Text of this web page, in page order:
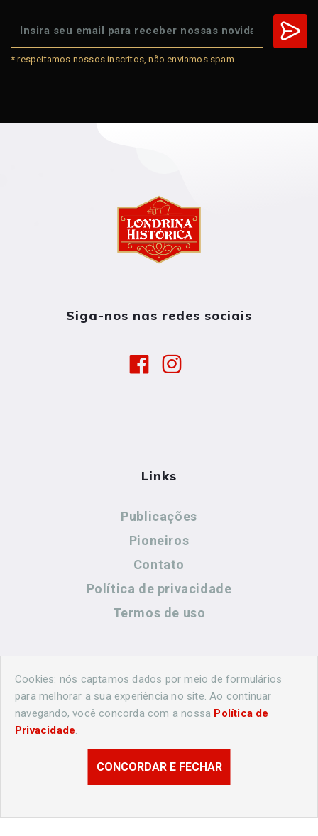
* respeitamos nossos inscritos, não enviamos spam.
Siga-nos nas redes sociais
Links
Publicações
Pioneiros
Contato
Política de privacidade
Termos de uso
Contato
(44) 99883-8883
Cookies: nós captamos dados por meio de formulários
para melhorar a sua experiência no site. Ao continuar
navegando, você concorda com a nossa Política de
Privacidade.
CONCORDAR E FECHAR